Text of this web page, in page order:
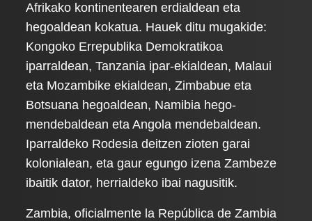
Afrikako kontinentearen erdialdean eta
hegoaldean kokatua. Hauek ditu mugakide:
Kongoko Errepublika Demokratikoa
iparraldean, Tanzania ipar-ekialdean, Malaui
eta Mozambike ekialdean, Zimbabue eta
Botsuana hegoaldean, Namibia hego-
mendebaldean eta Angola mendebaldean.
Iparraldeko Rodesia deitzen zioten garai
kolonialean, eta gaur egungo izena Zambeze
ibaitik dator, herrialdeko ibai nagusitik.
Zambia, oficialmente la República de Zambia